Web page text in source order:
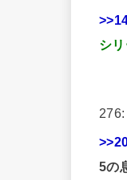
シ
276:
5の